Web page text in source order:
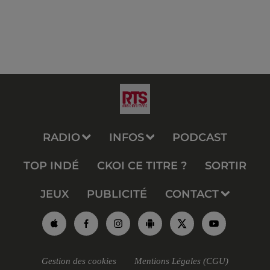
RADIO INFOS PODCAST
TOP INDÉ CKOI CE TITRE ? SORTIR
JEUX PUBLICITÉ CONTACT
Gestion des cookies Mentions Légales (CGU)